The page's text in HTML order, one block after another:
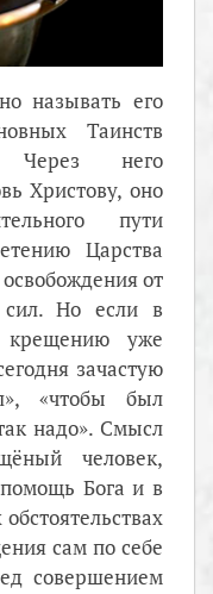
называть его
Таинств
Через него
Христову, оно
пути
Царства
от
сил. Но если в
крещению уже
зачастую
«чтобы был
надо». Смысл
человек,
Бога и в
сам по себе
совершением